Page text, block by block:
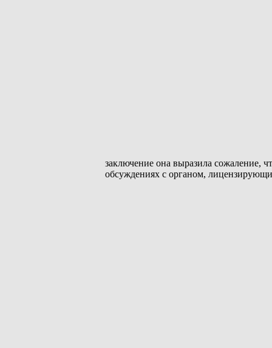
заключение она выразила сожаление,
обсуждениях с органом,